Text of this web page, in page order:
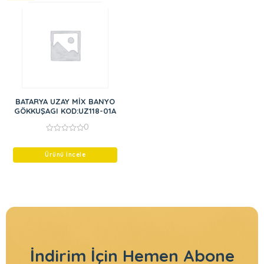
BATARYA UZAY MİX BANYO
GÖKKUŞAGI KOD:UZ118-01A
of
0
Ürünü İncele
İndirim İçin Hemen Abone